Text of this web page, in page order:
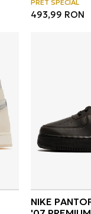
PRET SPECIAL
493,99 RON
NIKE